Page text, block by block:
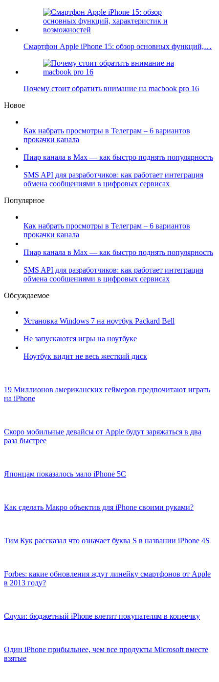
Смартфон Apple iPhone 15: обзор основных функций,…
Почему стоит обратить внимание на macbook pro 16
Новое
Как набрать просмотры в Телеграм – 6 вариантов
прокачки канала
Пиар канала в Max — как быстро поднять популярность
SMS API для разработчиков: как работает интеграция
обмена сообщениями в цифровых сервисах
Популярное
Как набрать просмотры в Телеграм – 6 вариантов
прокачки канала
Пиар канала в Max — как быстро поднять популярность
SMS API для разработчиков: как работает интеграция
обмена сообщениями в цифровых сервисах
Обсуждаемое
Установка Windows 7 на ноутбук Packard Bell
Не запускаются игры на ноутбуке
Ноутбук видит не весь жесткий диск
19 Миллионов американских геймеров предпочитают играть
на iPhone
Скоро мобильные девайсы от Apple будут заряжаться в два
раза быстрее
Японцам показалось мало iPhone 5C
Как сделать Макро объектив для iPhone своими руками?
Тим Кук рассказал что означает буква S в названии iPhone 4S
Forbes: какие обновления ждут линейку смартфонов от Apple
в 2013 году?
Слухи: бюджетный iPhone влетит покупателям в копеечку
Один iPhone прибыльнее, чем все продукты Microsoft вместе
взятые